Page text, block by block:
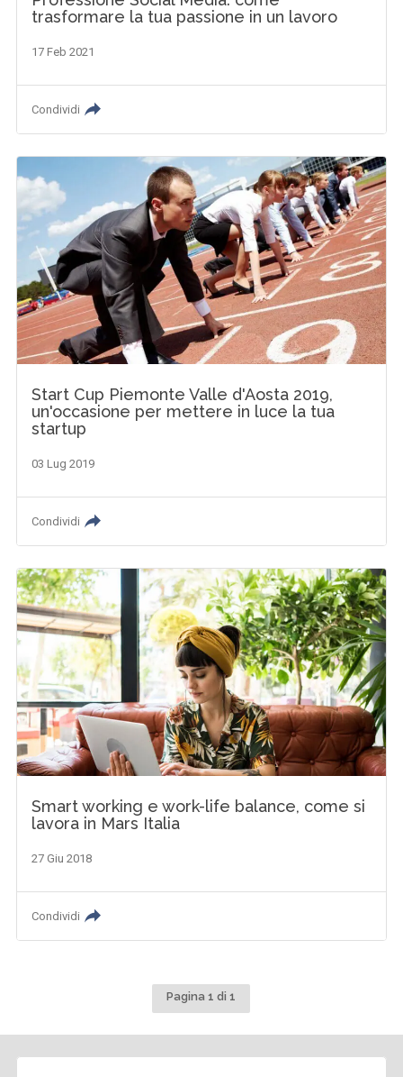
trasformare la tua passione in un lavoro
17 Feb 2021
Condividi
Start Cup Piemonte Valle d'Aosta 2019,
un'occasione per mettere in luce la tua
startup
03 Lug 2019
Condividi
Smart working e work-life balance, come si
lavora in Mars Italia
27 Giu 2018
Condividi
Pagina 1 di 1